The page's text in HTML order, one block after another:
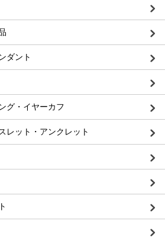
ダント
グ・イヤーカフ
レット・アンクレット